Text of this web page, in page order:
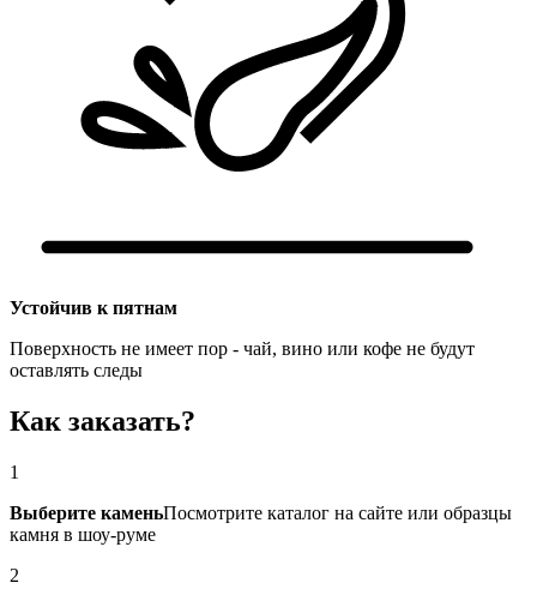
Устойчив к пятнам
Поверхность не имеет пор - чай, вино или кофе не будут
оставлять следы
Как заказать?
1
Выберите каменьПосмотрите каталог на сайте или образцы
камня в шоу-руме
2